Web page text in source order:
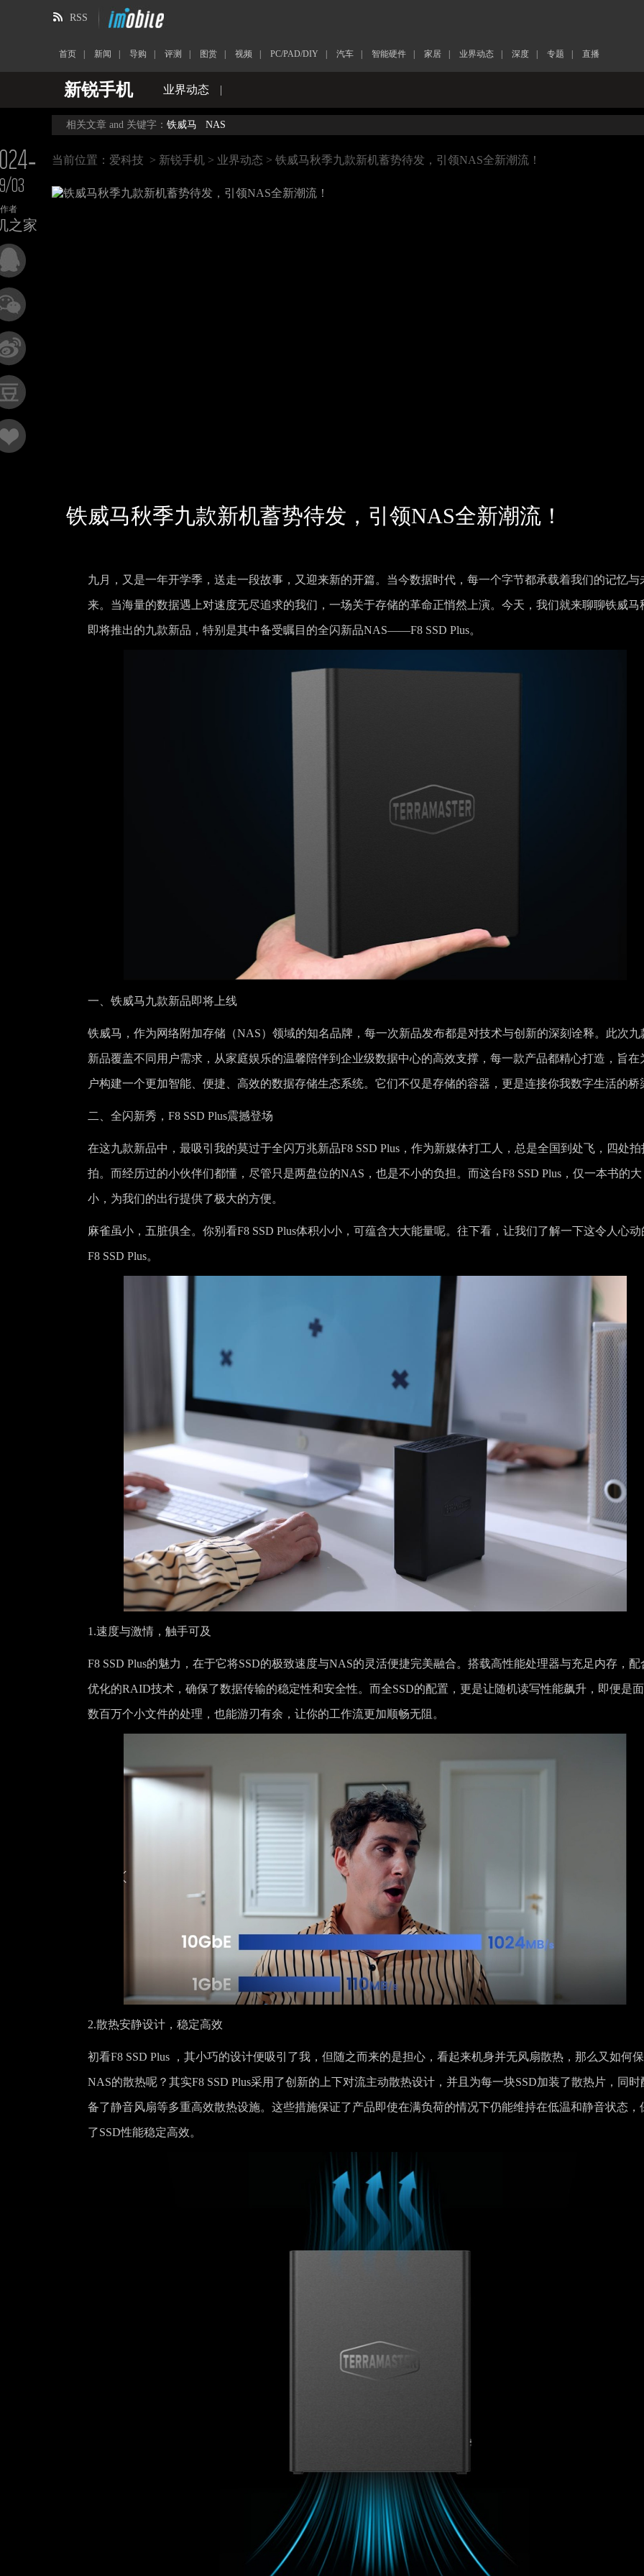
RSS
首页 新闻 导购 评测 图赏 视频 PC/PAD/DIY 汽车 智能硬件 家居 业界动态 深度 专题 直播
新锐手机 业界动态 |
03
作者
之家
相关文章 and 关键字： 铁威马 NAS
当前位置： 爱科技 > 新锐手机 > 业界动态 > 铁威马秋季九款新机蓄势待发，引领NAS全新潮流！
铁威马秋季九款新机蓄势待发，引领NAS全新潮流！
九月，又是一年开学季，送走一段故事，又迎来新的开篇。当今数据时代，每一个字节都承载着我们的记忆与
来。当海量的数据遇上对速度无尽追求的我们，一场关于存储的革命正悄然上演。今天，我们就来聊聊铁威马
即将推出的九款新品，特别是其中备受瞩目的全闪新品NAS——F8 SSD Plus。
一、铁威马九款新品即将上线
铁威马，作为网络附加存储（NAS）领域的知名品牌，每一次新品发布都是对技术与创新的深刻诠释。此次九
新品覆盖不同用户需求，从家庭娱乐的温馨陪伴到企业级数据中心的高效支撑，每一款产品都精心打造，旨在
户构建一个更加智能、便捷、高效的数据存储生态系统。它们不仅是存储的容器，更是连接你我数字生活的桥
二、全闪新秀，F8 SSD Plus震撼登场
在这九款新品中，最吸引我的莫过于全闪万兆新品F8 SSD Plus，作为新媒体打工人，总是全国到处飞，四处拍
拍。而经历过的小伙伴们都懂，尽管只是两盘位的NAS，也是不小的负担。而这台F8 SSD Plus，仅一本书的大
小，为我们的出行提供了极大的方便。
麻雀虽小，五脏俱全。你别看F8 SSD Plus体积小小，可蕴含大大能量呢。往下看，让我们了解一下这令人心动
F8 SSD Plus。
1.速度与激情，触手可及
F8 SSD Plus的魅力，在于它将SSD的极致速度与NAS的灵活便捷完美融合。搭载高性能处理器与充足内存，配
优化的RAID技术，确保了数据传输的稳定性和安全性。而全SSD的配置，更是让随机读写性能飙升，即便是
数百万个小文件的处理，也能游刃有余，让你的工作流更加顺畅无阻。
2.散热安静设计，稳定高效
初看F8 SSD Plus ，其小巧的设计便吸引了我，但随之而来的是担心，看起来机身并无风扇散热，那么又如何
NAS的散热呢？其实F8 SSD Plus采用了创新的上下对流主动散热设计，并且为每一块SSD加装了散热片，同时
备了静音风扇等多重高效散热设施。这些措施保证了产品即使在满负荷的情况下仍能维持在低温和静音状态，
了SSD性能稳定高效。